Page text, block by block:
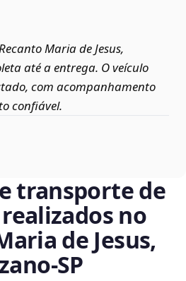
Maria de Jesus,
até a entrega. O veículo
com acompanhamento
confiável.
transporte de
no
de Jesus,